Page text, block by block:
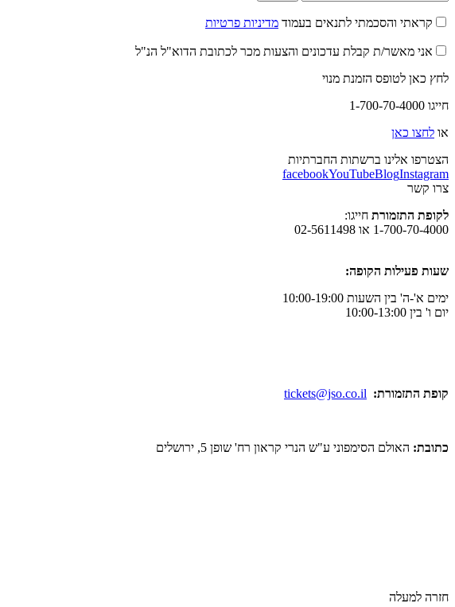
קראתי והסכמתי לתנאים בעמוד מדיניות פרטיות
אני מאשר/ת קבלת עדכונים והצעות מכר לכתובת הדוא"ל הנ"ל
לחץ כאן לטופס הזמנת מנוי
חייגו 1-700-70-4000
או לחצו כאן
הצטרפו אלינו ברשתות החברתיות
facebookYouTubeBlogInstagram
צרו קשר
לקופת התזמורת חייגו:
1-700-70-4000 או 02-5611498
שעות פעילות הקופה:
ימים א'-ה' בין השעות 10:00-19:00
יום ו' בין 10:00-13:00
קופת התזמורת: tickets@jso.co.il
כתובת: האולם הסימפוני ע"ש הנרי קראון רח' שופן 5, ירושלים
חזרה למעלה